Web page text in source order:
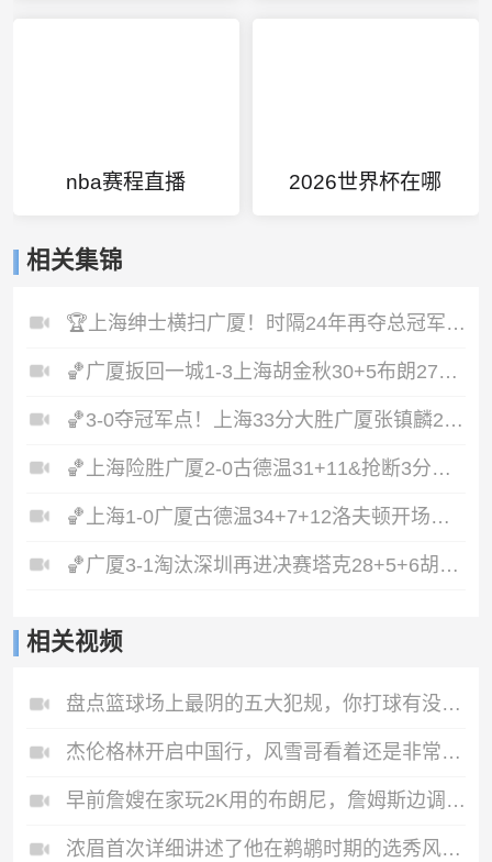
nba赛程直播 2026世界杯在哪
相关集锦
🏆上海绅士横扫广厦！时隔24年再夺总冠军！王哲林爆砍29+14！
🏀广厦扳回一城1-3上海胡金秋30+5布朗27+8古德温28+6+8
🏀3-0夺冠军点！上海33分大胜广厦张镇麟23+9+6孙铭徽8中2
🏀上海险胜广厦2-0古德温31+11&抢断3分压哨绝杀布朗空砍50分
🏀上海1-0广厦古德温34+7+12洛夫顿开场伤退孙铭徽0分&5失误
🏀广厦3-1淘汰深圳再进决赛塔克28+5+6胡金秋15+8贺希宁12分
相关视频
盘点篮球场上最阴的五大犯规，你打球有没有被阴过？😰
杰伦格林开启中国行，风雪哥看着还是非常低调的，谦和力拉满😁
早前詹嫂在家玩2K用的布朗尼，詹姆斯边调侃。网友：真自建球员！
浓眉首次详细讲述了他在鹈鹕时期的选秀风波和最终离开的内情。